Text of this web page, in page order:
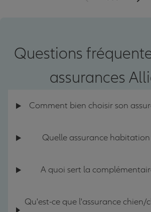
Questions
assurances
Comment bien choisir son
Quelle assurance habitation
A quoi sert la
Qu'est-ce que l'assurance chien/